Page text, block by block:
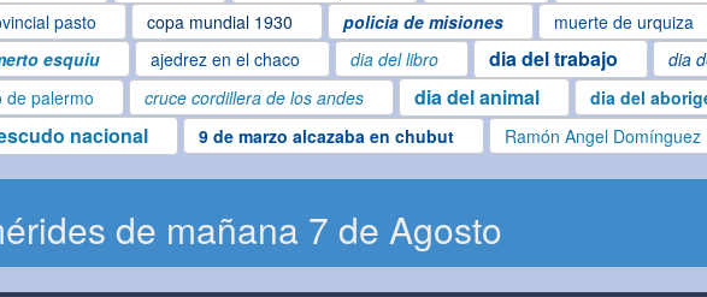
pasto
copa mundial 1930 policia de misiones muerte de urquiza
esquiu
ajedrez en el chaco dia del libro dia del trabajo dia
de palermo
cruce cordillera de los andes dia del animal dia del
nacional 9 de marzo alcazaba en chubut Ramón Angel Domínguez
de mañana 7 de Agosto